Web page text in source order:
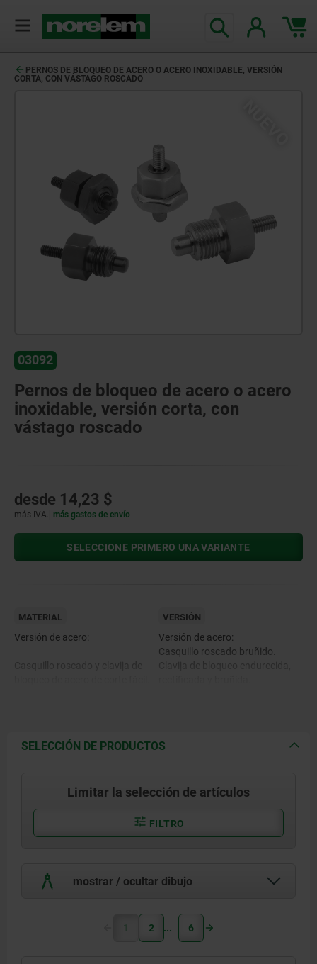
PERNOS DE BLOQUEO DE ACERO O ACERO INOXIDABLE, VERSIÓN
CORTA, CON VÁSTAGO ROSCADO
03092
Pernos de bloqueo de acero o acero
inoxidable, versión corta, con
vástago roscado
desde 14,23 $
más IVA. más gastos de envío
SELECCIONE PRIMERO UNA VARIANTE
MATERIAL
Versión de acero:
Clavija de bloqueo endurecida
Versión de acero inoxidable A4:
VERSIÓN
Versión de acero:
Casquillo roscado bruñido.
Clavija de bloqueo endurecida y
y rectificada, acabado natural.
Versión de acero inoxidable A4:
Casquillo roscado de acabado
niquelada químicamente.
SELECCIÓN DE PRODUCTOS
Limitar la selección de artículos
FILTRO
mostrar / ocultar dibujo
1 2 6